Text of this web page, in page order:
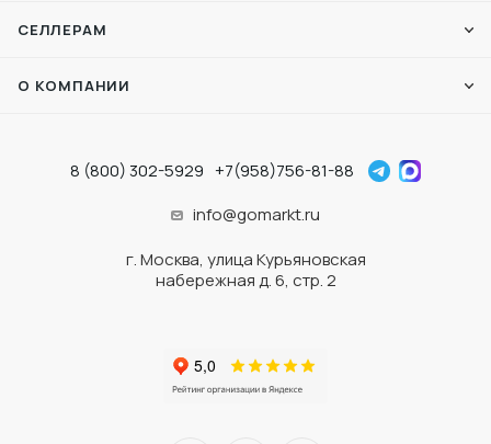
СЕЛЛЕРАМ
О КОМПАНИИ
8 (800) 302-5929 +7(958)756-81-88
info@gomarkt.ru
г. Москва, улица Курьяновская
набережная д. 6, стр. 2